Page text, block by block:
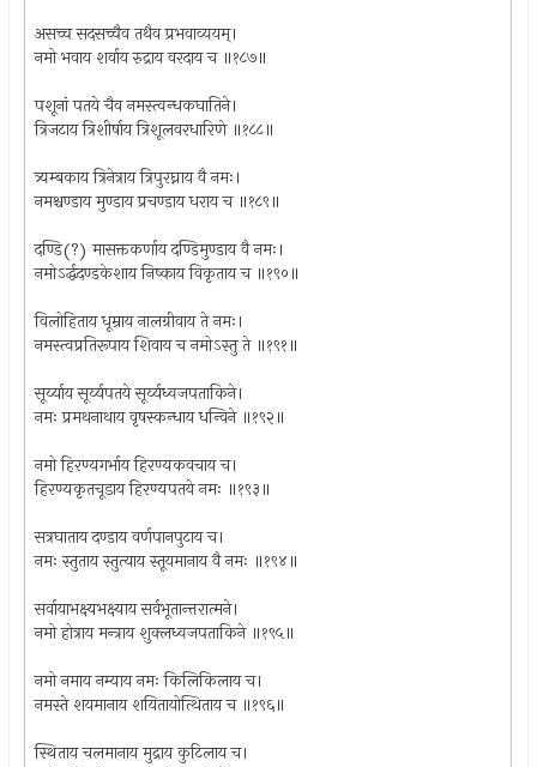
असच्च सदसच्चैव तथैव प्रभवाव्ययम्।
नमो भवाय शर्वाय रुद्राय वरदाय च ॥१८७॥
पशूनां पतये चैव नमस्त्वन्धकघातिने।
त्रिजटाय त्रिशीर्षाय त्रिशूलवरधारिणे ॥१८८॥
त्र्यम्बकाय त्रिनेत्राय त्रिपुरघ्नाय वै नमः।
नमश्चण्डाय मुण्डाय प्रचण्डाय धराय च ॥१८९॥
दण्डि(?) मासक्तकर्णाय दण्डिमुण्डाय वै नमः।
नमोऽर्द्धदण्डकेशाय निष्काय विकृताय च ॥१९०॥
विलोहिताय धूम्राय नालग्रीवाय ते नमः।
नमस्त्वप्रतिरूपाय शिवाय च नमोऽस्तु ते ॥१९१॥
सूर्य्याय सूर्य्यपतये सूर्य्यध्वजपताकिने।
नमः प्रमथनाथाय वृषस्कन्धाय धन्विने ॥१९२॥
नमो हिरण्यगर्भाय हिरण्यकवचाय च।
हिरण्यकृतचूडाय हिरण्यपतये नमः ॥१९३॥
सत्रघाताय दण्डाय वर्णपानपुटाय च।
नमः स्तुताय स्तुत्याय स्तूयमानाय वै नमः ॥१९४॥
सर्वायाभक्ष्यभक्ष्याय सर्वभूतान्त्तरात्मने।
नमो होत्राय मन्त्राय शुक्लध्वजपताकिने ॥१९५॥
नमो नमाय नम्याय नमः किलिकिलाय च।
नमस्ते शयमानाय शयितायोत्थिताय च ॥१९६॥
स्थिताय चलमानाय मुद्राय कुटिलाय च।